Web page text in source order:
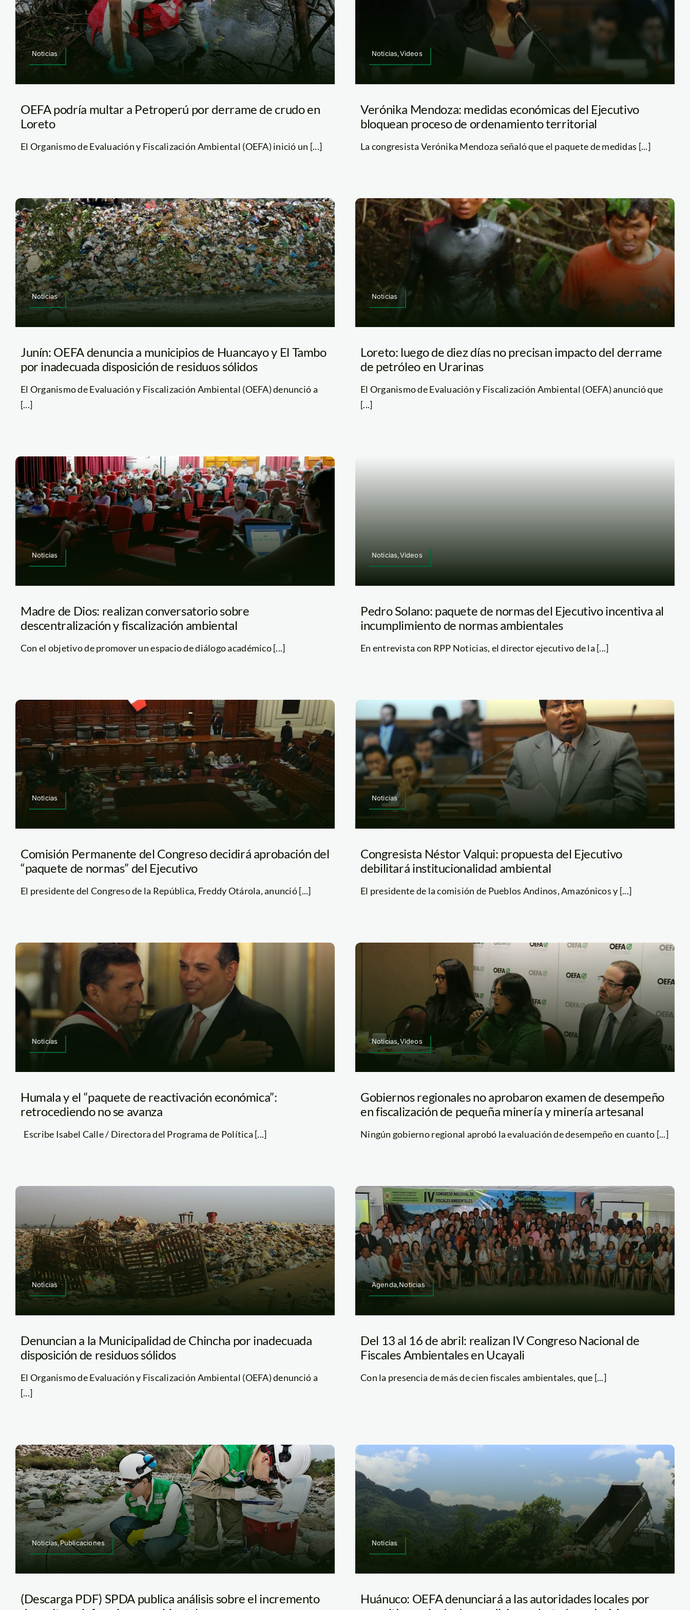
Noticias
OEFA podría multar a Petroperú por derrame de crudo en
Loreto
El Organismo de Evaluación y Fiscalización Ambiental (OEFA) inició un [...]
Noticias,Videos
Verónika Mendoza: medidas económicas del Ejecutivo
bloquean proceso de ordenamiento territorial
La congresista Verónika Mendoza señaló que el paquete de medidas [...]
Noticias
Junín: OEFA denuncia a municipios de Huancayo y El Tambo
por inadecuada disposición de residuos sólidos
El Organismo de Evaluación y Fiscalización Ambiental (OEFA) denunció a
[...]
Noticias
Loreto: luego de diez días no precisan impacto del derrame
de petróleo en Urarinas
El Organismo de Evaluación y Fiscalización Ambiental (OEFA) anunció que
[...]
Noticias
Madre de Dios: realizan conversatorio sobre
descentralización y fiscalización ambiental
Con el objetivo de promover un espacio de diálogo académico [...]
Noticias,Videos
Pedro Solano: paquete de normas del Ejecutivo incentiva al
incumplimiento de normas ambientales
En entrevista con RPP Noticias, el director ejecutivo de la [...]
Noticias
Comisión Permanente del Congreso decidirá aprobación del
“paquete de normas” del Ejecutivo
El presidente del Congreso de la República, Freddy Otárola, anunció [...]
Noticias
Congresista Néstor Valqui: propuesta del Ejecutivo
debilitará institucionalidad ambiental
El presidente de la comisión de Pueblos Andinos, Amazónicos y [...]
Noticias
Humala y el “paquete de reactivación económica”:
retrocediendo no se avanza
Escribe Isabel Calle / Directora del Programa de Política [...]
Noticias,Videos
Gobiernos regionales no aprobaron examen de desempeño
en fiscalización de pequeña minería y minería artesanal
Ningún gobierno regional aprobó la evaluación de desempeño en cuanto [...]
Noticias
Denuncian a la Municipalidad de Chincha por inadecuada
disposición de residuos sólidos
El Organismo de Evaluación y Fiscalización Ambiental (OEFA) denunció a
[...]
Agenda,Noticias
Del 13 al 16 de abril: realizan IV Congreso Nacional de
Fiscales Ambientales en Ucayali
Con la presencia de más de cien fiscales ambientales, que [...]
Noticias,Publicaciones
(Descarga PDF) SPDA publica análisis sobre el incremento
Noticias
Huánuco: OEFA denunciará a las autoridades locales por